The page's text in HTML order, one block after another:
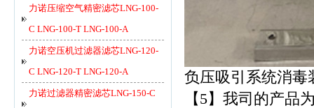
力诺压缩空气精密滤芯LNG-100-
C LNG-100-T LNG-100-A
力诺空压机过滤器滤芯LNG-120-
C LNG-120-T LNG-120-A
力诺过滤器精密滤芯LNG-150-C
负压吸引系统消毒
【5】我司的产品